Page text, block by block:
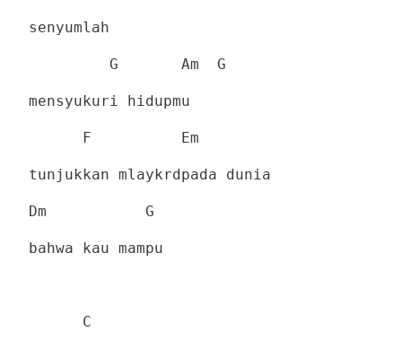
senyumlah
G Am G
mensyukuri hidupmu
F Em
tunjukkan mlaykrdpada dunia
Dm G
bahwa kau mampu
C